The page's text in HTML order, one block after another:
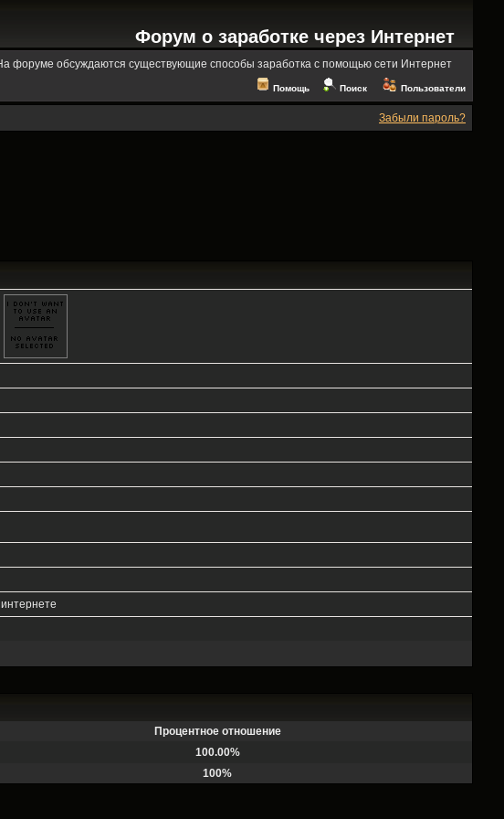
Форум о заработке через Интернет
форуме обсуждаются существующие способы заработка с помощью сети Интернет
Помощь Поиск Пользователи
Забыли пароль?
Процентное отношение
100.00%
100%